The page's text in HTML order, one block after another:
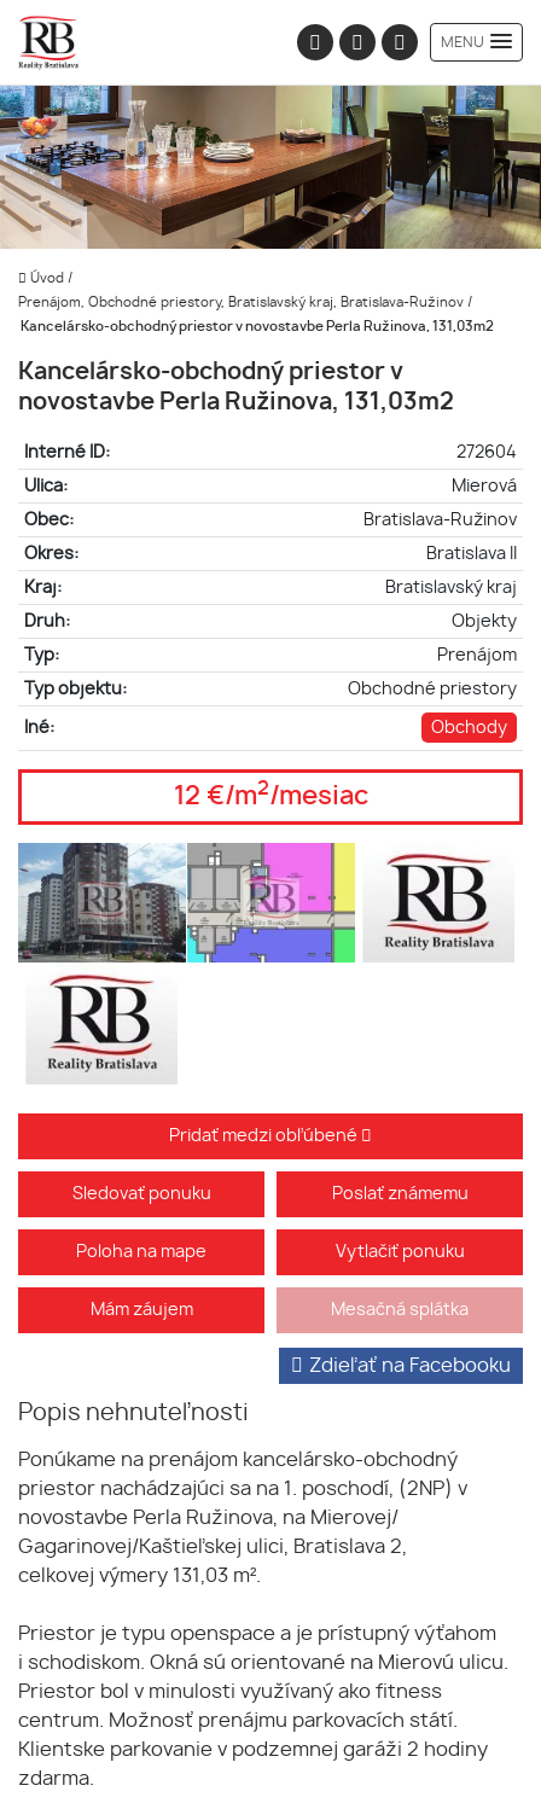
MENU
Úvod /
Prenájom, Obchodné priestory, Bratislavský kraj, Bratislava-Ružinov /
Kancelársko-obchodný priestor v novostavbe Perla Ružinova, 131,03m2
Kancelársko-obchodný priestor v
novostavbe Perla Ružinova, 131,03m2
Interné ID:
272604
Ulica:
Mierová
Obec:
Bratislava-Ružinov
Okres:
Bratislava II
Kraj:
Bratislavský kraj
Druh:
Objekty
Typ:
Prenájom
Typ objektu:
Obchodné priestory
Iné: Obchody
12 €/m2/mesiac
Pridať medzi obľúbené
Sledovať ponuku Poslať známemu
Poloha na mape Vytlačiť ponuku
Mám záujem Mesačná splátka
Popis nehnuteľnosti
Zdieľať na Facebooku
Ponúkame na prenájom kancelársko-obchodný
priestor nachádzajúci sa na 1. poschodí, (2NP) v
novostavbe Perla Ružinova, na Mierovej/
Gagarinovej/Kaštieľskej ulici, Bratislava 2,
celkovej výmery 131,03 m².
Priestor je typu openspace a je prístupný výťahom
i schodiskom. Okná sú orientované na Mierovú ulicu.
Priestor bol v minulosti využívaný ako fitness
centrum. Možnosť prenájmu parkovacích státí.
Klientske parkovanie v podzemnej garáži 2 hodiny
zdarma.